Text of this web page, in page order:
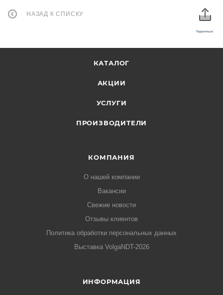
НАЗАД К СПИСКУ
Поделиться:
КАТАЛОГ
АКЦИИ
УСЛУГИ
ПРОИЗВОДИТЕЛИ
КОМПАНИЯ
О нашей компании
Вакансии
Свежие новости
Отзывы клиентов
Политика обработки персональных данных
Выставка VolgaNDT-2026
ИНФОРМАЦИЯ